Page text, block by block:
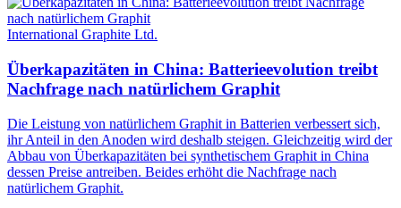
International Graphite Ltd.
Überkapazitäten in China: Batterieevolution treibt
Nachfrage nach natürlichem Graphit
Die Leistung von natürlichem Graphit in Batterien verbessert sich,
ihr Anteil in den Anoden wird deshalb steigen. Gleichzeitig wird der
Abbau von Überkapazitäten bei synthetischem Graphit in China
dessen Preise antreiben. Beides erhöht die Nachfrage nach
natürlichem Graphit.